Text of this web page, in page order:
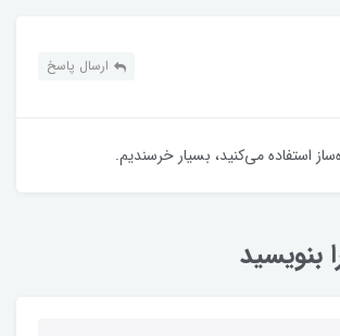
ارسال پاسخ
استفاده می‌کنید، بسیار خرسندیم.
بنویسید